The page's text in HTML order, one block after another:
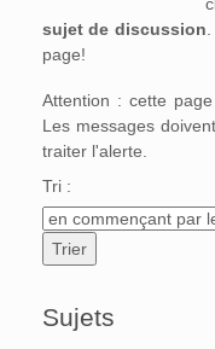
sujet de discussion
page!
Attention : cette
Les messages
traiter l'alerte.
Tri :
Sujets